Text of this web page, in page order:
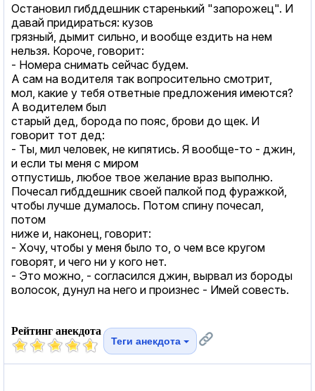
Остановил гибддешник старенький "запорожец". И
давай придираться: кузов
грязный, дымит сильно, и вообще ездить на нем
нельзя. Короче, говорит:
- Номера снимать сейчас будем.
А сам на водителя так вопросительно смотрит,
мол, какие у тебя ответные предложения имеются?
А водителем был
старый дед, борода по пояс, брови до щек. И
говорит тот дед:
- Ты, мил человек, не кипятись. Я вообще-то - джин,
и если ты меня с миром
отпустишь, любое твое желание враз выполню.
Почесал гибддешник своей палкой под фуражкой,
чтобы лучше думалось. Потом спину почесал,
потом
ниже и, наконец, говорит:
- Хочу, чтобы у меня было то, о чем все кругом
говорят, и чего ни у кого нет.
- Это можно, - согласился джин, вырвал из бороды
волосок, дунул на него и произнес - Имей совесть.
Рейтинг анекдота
Теги анекдота